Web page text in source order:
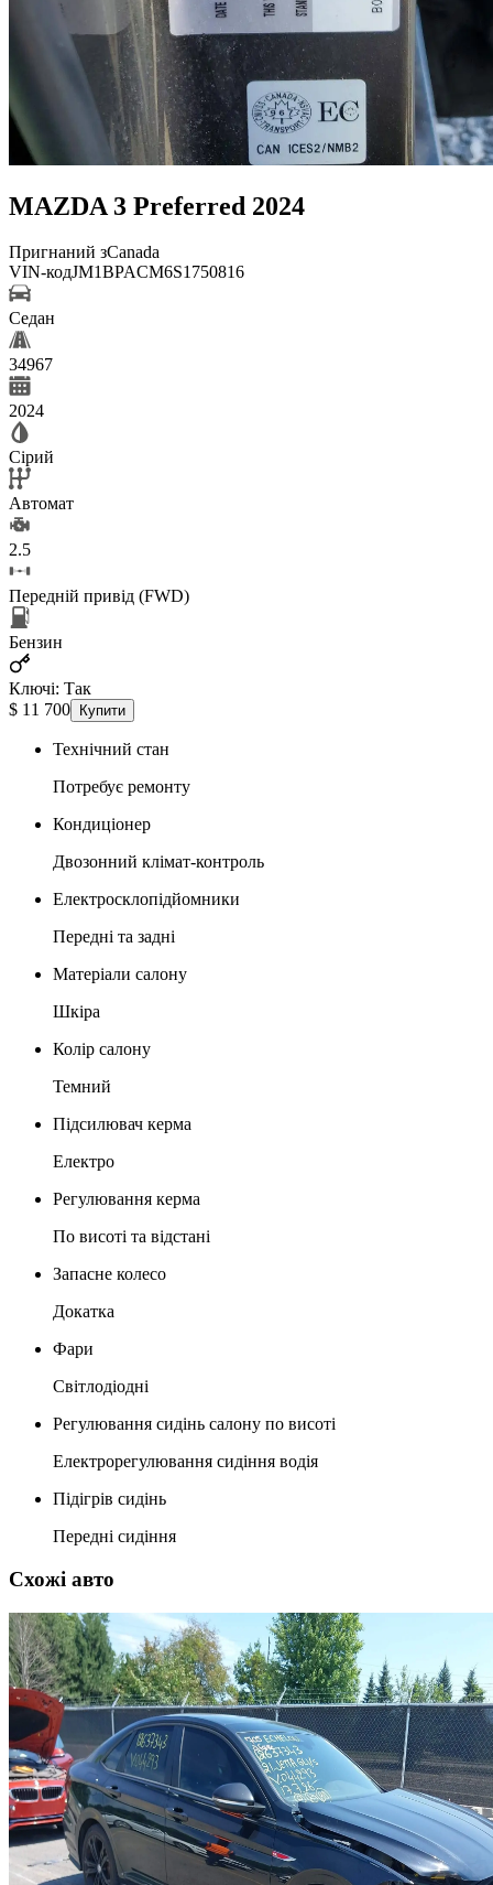
MAZDA 3 Preferred 2024
Пригнаний зCanada
VIN-кодJM1BPACM6S1750816
Седан
34967
2024
Сірий
Автомат
2.5
Передній привід (FWD)
Бензин
Ключі: Так
$ 11 700 Купити
Технічний стан
Потребує ремонту
Кондиціонер
Двозонний клімат-контроль
Електросклопідйомники
Передні та задні
Матеріали салону
Шкіра
Колір салону
Темний
Підсилювач керма
Електро
Регулювання керма
По висоті та відстані
Запасне колесо
Докатка
Фари
Світлодіодні
Регулювання сидінь салону по висоті
Електрорегулювання сидіння водія
Підігрів сидінь
Передні сидіння
Схожі авто